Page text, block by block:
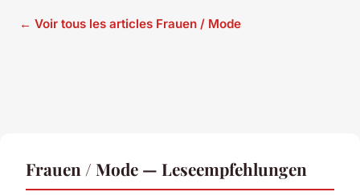
← Voir tous les articles Frauen / Mode
Frauen / Mode — Leseempfehlungen